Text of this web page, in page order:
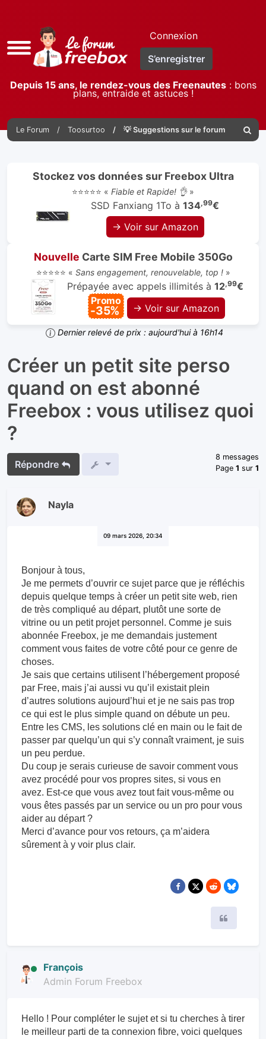
Accès
rapide
Connexion
S’enregistrer
Depuis 15 ans, le rendez-vous des Freenautes: bons
plans, entraide et astuces !
Le Forum Toosurtoo 💡 Suggestions sur le forum
Stockez vos données sur Freebox Ultra
⭐⭐⭐⭐⭐ « Fiable et Rapide! 👌»
SSD Fanxiang 1To à 134,99€
→ Voir sur Amazon
Nouvelle Carte SIM Free Mobile 350Go
⭐⭐⭐⭐⭐ « Sans engagement, renouvelable, top !»
Prépayée avec appels illimités à 12,99€
Promo
-35% → Voir sur Amazon
Dernier relevé de prix : aujourd'hui à 16h14
Créer un petit site perso
quand on est abonné
Freebox : vous utilisez quoi
?
Répondre
8 messages
Page1 sur1
Nayla
09 mars 2026, 20:34
Bonjour à tous,
Je me permets d’ouvrir ce sujet parce que je réfléchis
depuis quelque temps à créer un petit site web, rien
de très compliqué au départ, plutôt une sorte de
vitrine ou un petit projet personnel. Comme je suis
abonnée Freebox, je me demandais justement
comment vous faites de votre côté pour ce genre de
choses.
Je sais que certains utilisent l’hébergement proposé
par Free, mais j’ai aussi vu qu’il existait plein
d’autres solutions aujourd’hui et je ne sais pas trop
ce qui est le plus simple quand on débute un peu.
Entre les CMS, les solutions clé en main ou le fait de
passer par quelqu’un qui s’y connaît vraiment, je suis
un peu perdue.
Du coup je serais curieuse de savoir comment vous
avez procédé pour vos propres sites, si vous en
avez. Est-ce que vous avez tout fait vous-même ou
vous êtes passés par un service ou un pro pour vous
aider au départ ?
Merci d’avance pour vos retours, ça m’aidera
sûrement à y voir plus clair.
François
Admin Forum Freebox
Hello ! Pour compléter le sujet et si tu cherches à tirer
le meilleur parti de ta connexion fibre, voici quelques